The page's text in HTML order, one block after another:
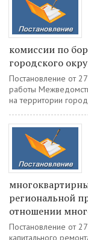
комиссии по
городского
Постановление от
работы
на территории
региональной
отношении
Постановление от
капитального